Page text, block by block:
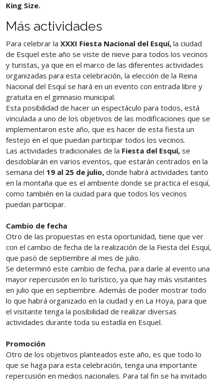
King Size.
Más actividades
Para celebrar la XXXI Fiesta Nacional del Esquí, la ciudad
de Esquel este año se viste de nieve para todos los vecinos
y turistas, ya que en el marco de las diferentes actividades
organizadas para esta celebración, la elección de la Reina
Nacional del Esquí se hará en un evento con entrada libre y
gratuita en el gimnasio municipal.
Esta posibilidad de hacer un espectáculo para todos, está
vinculada a uno de los objetivos de las modificaciones que se
implementaron este año, que es hacer de esta fiesta un
festejo en el que puedan participar todos los vecinos.
Las actividades tradicionales de la Fiesta del Esquí, se
desdoblarán en varios eventos, que estarán centrados en la
semana del 19 al 25 de julio, donde habrá actividades tanto
en la montaña que es el ambiente donde se practica el esquí,
como también en la ciudad para que todos los vecinos
puedan participar.
Cambio de fecha
Otro de las propuestas en esta oportunidad, tiene que ver
con el cambio de fecha de la realización de la Fiesta del Esquí,
que pasó de septiembre al mes de julio.
Se determinó este cambio de fecha, para darle al evento una
mayor repercusión en lo turístico, ya que hay más visitantes
en julio que en septiembre. Además de poder mostrar todo
lo que habrá organizado en la ciudad y en La Hoya, para que
el visitante tenga la posibilidad de realizar diversas
actividades durante toda su estadía en Esquel.
Promoción
Otro de los objetivos planteados este año, es que todo lo
que se haga para esta celebración, tenga una importante
repercusión en medios nacionales. Para tal fin se ha invitado